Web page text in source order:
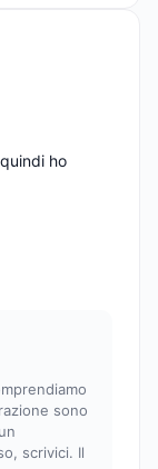
ho
sono
scrivici. Il